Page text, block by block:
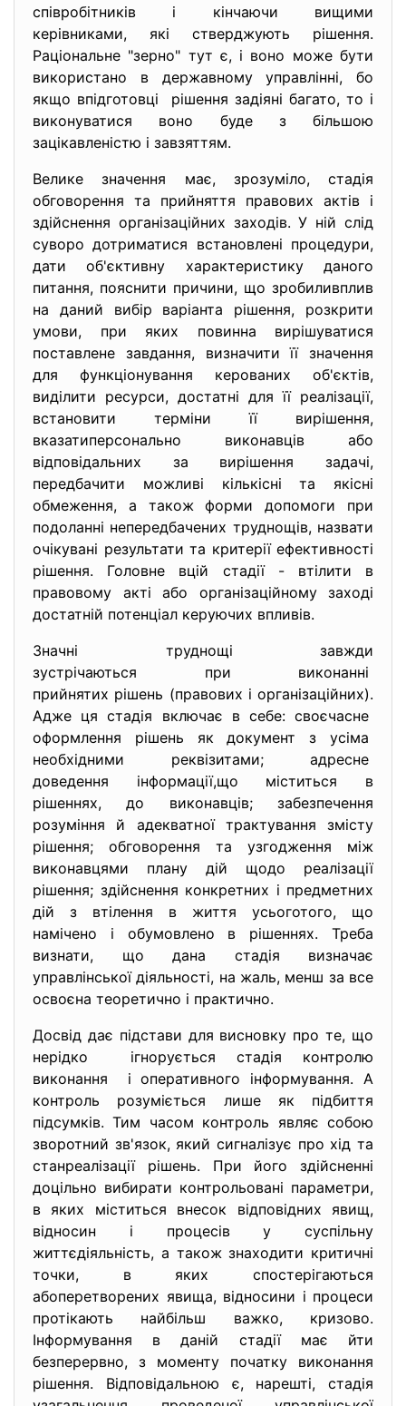
співробітників і кінчаючи вищими
керівниками, які стверджують рішення.
Раціональне "зерно" тут є, і воно може бути
використано в державному управлінні, бо
якщо впідготовці рішення задіяні багато, то і
виконуватися воно буде з більшою
зацікавленістю і завзяттям.
Велике значення має, зрозуміло, стадія
обговорення та прийняття правових актів і
здійснення організаційних заходів. У ній слід
суворо дотриматися встановлені процедури,
дати об'єктивну характеристику даного
питання, пояснити причини, що зробиливплив
на даний вибір варіанта рішення, розкрити
умови, при яких повинна вирішуватися
поставлене завдання, визначити її значення
для функціонування керованих об'єктів,
виділити ресурси, достатні для її реалізації,
встановити терміни її вирішення,
вказатиперсонально виконавців або
відповідальних за вирішення задачі,
передбачити можливі кількісні та якісні
обмеження, а також форми допомоги при
подоланні непередбачених труднощів, назвати
очікувані результати та критерії ефективності
рішення. Головне вцій стадії - втілити в
правовому акті або організаційному заході
достатній потенціал керуючих впливів.
Значні труднощі завжди
зустрічаються при виконанні
прийнятих рішень (правових і організаційних).
Адже ця стадія включає в себе: своєчасне
оформлення рішень як документ з усіма
необхідними реквізитами; адресне
доведення інформації,що міститься в
рішеннях, до виконавців; забезпечення
розуміння й адекватної трактування змісту
рішення; обговорення та узгодження між
виконавцями плану дій щодо реалізації
рішення; здійснення конкретних і предметних
дій з втілення в життя усьоготого, що
намічено і обумовлено в рішеннях. Треба
визнати, що дана стадія визначає
управлінської діяльності, на жаль, менш за все
освоєна теоретично і практично.
Досвід дає підстави для висновку про те, що
нерідко ігнорується стадія контролю
виконання і оперативного інформування. А
контроль розуміється лише як підбиття
підсумків. Тим часом контроль являє собою
зворотний зв'язок, який сигналізує про хід та
станреалізації рішень. При його здійсненні
доцільно вибирати контрольовані параметри,
в яких міститься внесок відповідних явищ,
відносин і процесів у суспільну
життєдіяльність, а також знаходити критичні
точки, в яких спостерігаються
абоперетворених явища, відносини і процеси
протікають найбільш важко, кризово.
Інформування в даній стадії має йти
безперервно, з моменту початку виконання
рішення. Відповідальною є, нарешті, стадія